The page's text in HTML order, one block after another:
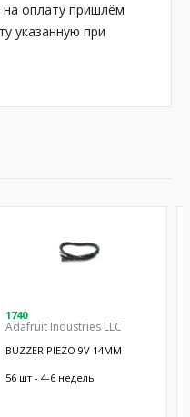
оплату пришлём
указанную при
1740
Adafruit Industries LLC
BUZZER PIEZO 9V 14MM
56 шт - 4-6 недель